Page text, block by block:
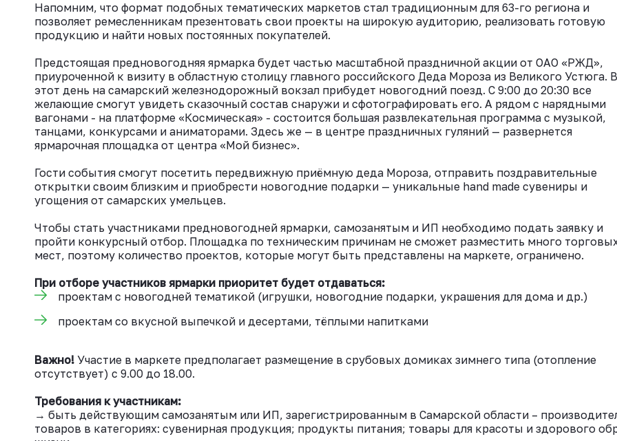
Напомним, что формат подобных тематических маркетов стал традиционным для 63-го региона и
позволяет ремесленникам презентовать свои проекты на широкую аудиторию, реализовать готовую
продукцию и найти новых постоянных покупателей.
Предстоящая предновогодняя ярмарка будет частью масштабной праздничной акции от ОАО «РЖД»,
приуроченной к визиту в областную столицу главного российского Деда Мороза из Великого Устюга. В
этот день на самарский железнодорожный вокзал прибудет новогодний поезд. С 9:00 до 20:30 все
желающие смогут увидеть сказочный состав снаружи и сфотографировать его. А рядом с нарядными
вагонами - на платформе «Космическая» - состоится большая развлекательная программа с музыкой,
танцами, конкурсами и аниматорами. Здесь же — в центре праздничных гуляний — развернется
ярмарочная площадка от центра «Мой бизнес».
Гости события смогут посетить передвижную приёмную деда Мороза, отправить поздравительные
открытки своим близким и приобрести новогодние подарки — уникальные hand made сувениры и
угощения от самарских умельцев.
Чтобы стать участниками предновогодней ярмарки, самозанятым и ИП необходимо подать заявку и
пройти конкурсный отбор. Площадка по техническим причинам не сможет разместить много
мест, поэтому количество проектов, которые могут быть представлены на маркете, ограничено.
При отборе участников ярмарки приоритет будет отдаваться:
проектам с новогодней тематикой (игрушки, новогодние подарки, украшения для дома и др.)
проектам со вкусной выпечкой и десертами, тёплыми напитками
Важно! Участие в маркете предполагает размещение в срубовых домиках зимнего типа (отопление
отсутствует) с 9.00 до 18.00.
Требования к участникам:
→ быть действующим самозанятым или ИП, зарегистрированным в Самарской области –
товаров в категориях: сувенирная продукция; продукты питания; товары для красоты и здорового